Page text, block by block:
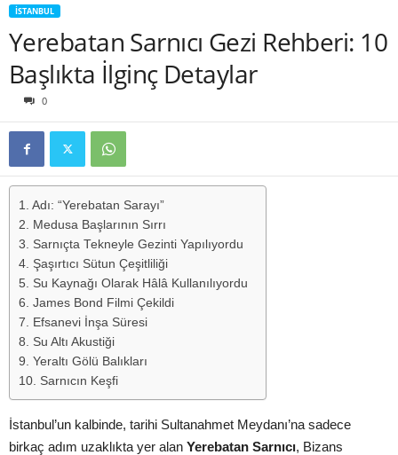
İSTANBUL
Yerebatan Sarnıcı Gezi Rehberi: 10
Başlıkta İlginç Detaylar
0
1. Adı: “Yerebatan Sarayı”
2. Medusa Başlarının Sırrı
3. Sarnıçta Tekneyle Gezinti Yapılıyordu
4. Şaşırtıcı Sütun Çeşitliliği
5. Su Kaynağı Olarak Hâlâ Kullanılıyordu
6. James Bond Filmi Çekildi
7. Efsanevi İnşa Süresi
8. Su Altı Akustiği
9. Yeraltı Gölü Balıkları
10. Sarnıcın Keşfi
İstanbul’un kalbinde, tarihi Sultanahmet Meydanı’na sadece
birkaç adım uzaklıkta yer alan Yerebatan Sarnıcı, Bizans